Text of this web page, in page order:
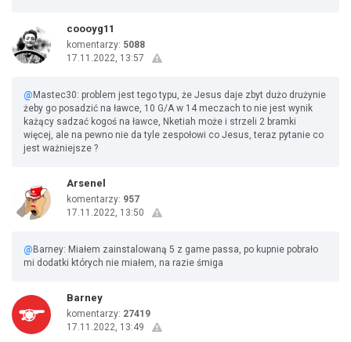
coooyg11
komentarzy: 5088
17.11.2022, 13:57
@ Mastec30: problem jest tego typu, że Jesus daje zbyt dużo drużynie
żeby go posadzić na ławce, 10 G/A w 14 meczach to nie jest wynik
każący sadzać kogoś na ławce, Nketiah może i strzeli 2 bramki
więcej, ale na pewno nie da tyle zespołowi co Jesus, teraz pytanie co
jest ważniejsze ?
Arsenel
komentarzy: 957
17.11.2022, 13:50
@ Barney: Miałem zainstalowaną 5 z game passa, po kupnie pobrało
mi dodatki których nie miałem, na razie śmiga
Barney
komentarzy: 27419
17.11.2022, 13:49